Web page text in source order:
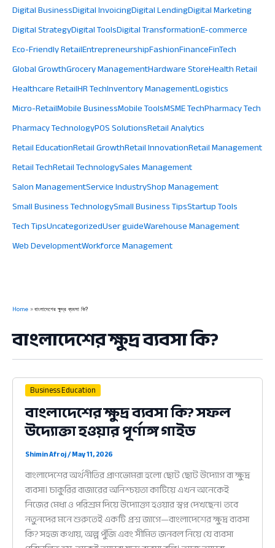
Digital BusinessDigital InvoicingDigital LendingDigital Marketing
Digital StrategyDigital ToolsDigital TransformationE-commerce
Eco-Friendly RetailEntrepreneurshipFashionFinanceFinTech
Global GrowthGrocery ManagementHardware StoreHealth Retail
Healthcare RetailHR TechInventory ManagementLogistics
Micro-RetailMobile BusinessMobile ToolsMSME TechPharmacy Tech
Pharmacy TechnologyPOS SolutionsRetail Analytics
Retail EducationRetail GrowthRetail InnovationRetail Management
Retail TechRetail TechnologySales Management
Salon ManagementService IndustryShop Management
Small Business TechnologySmall Business TipsStartup Tools
Tech TipsUncategorizedUser guideWarehouse Management
Web DevelopmentWorkforce Management
Home বাংলাদেশের ক্ষুদ্র ব্যবসা কি?
বাংলাদেশের ক্ষুদ্র ব্যবসা কি?
Business Education
বাংলাদেশের ক্ষুদ্র ব্যবসা কি? সফল
উদ্যোক্তা হওয়ার পূর্ণাঙ্গ গাইড
Shimin Afroj/May 11, 2026
বাংলাদেশের অর্থনীতির প্রাণভোমরা হলো ছোট ছোট উদ্যোগ বা ক্ষুদ্র
ব্যবসা। চাকুরির বাজারের অনিশ্চয়তা কাটিয়ে এখন অনেকেই
নিজের মেধা ও পরিশ্রম দিয়ে উদ্যোক্তা হওয়ার স্বপ্ন দেখছেন। তবে
নতুনদের মনে শুরুতেই একটি প্রশ্ন জাগে—বাংলাদেশের ক্ষুদ্র ব্যবসা
কি? সহজ কথায়, অল্প পুঁজি এবং সীমিত জনবল নিয়ে যে ব্যবসা